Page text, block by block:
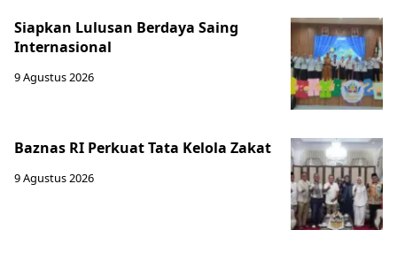
Siapkan Lulusan Berdaya Saing
Internasional
9 Agustus 2026
Baznas RI Perkuat Tata Kelola Zakat
9 Agustus 2026